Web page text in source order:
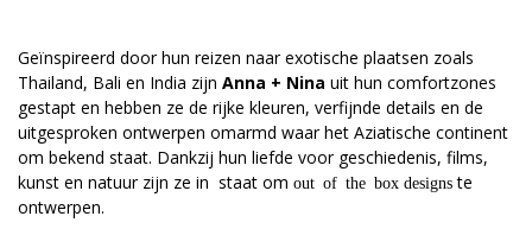
Geïnspireerd door hun reizen naar exotische plaatsen zoals
Thailand, Bali en India zijn Anna + Nina uit hun comfortzones
gestapt en hebben ze de rijke kleuren, verfijnde details en de
uitgesproken ontwerpen omarmd waar het Aziatische continent
om bekend staat. Dankzij hun liefde voor geschiedenis, films,
kunst en natuur zijn ze in staat om out of the box designs te
ontwerpen.